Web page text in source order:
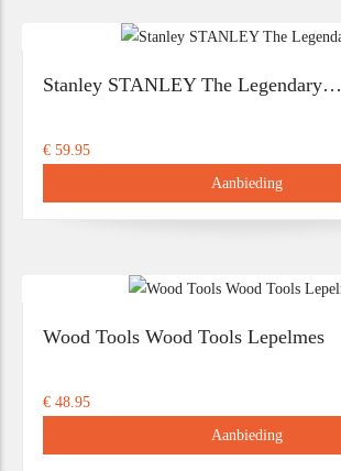
Stanley STANLEY The Legendary…
€ 59.95
Aanbieding
Wood Tools Wood Tools Lepelmes
€ 48.95
Aanbieding